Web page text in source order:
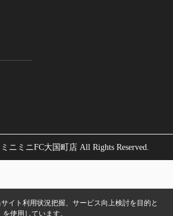
ニミニFC大国町店 All Rights Reserved.
イト利用状況把握、サービス向上検討を目的と
使用しています。